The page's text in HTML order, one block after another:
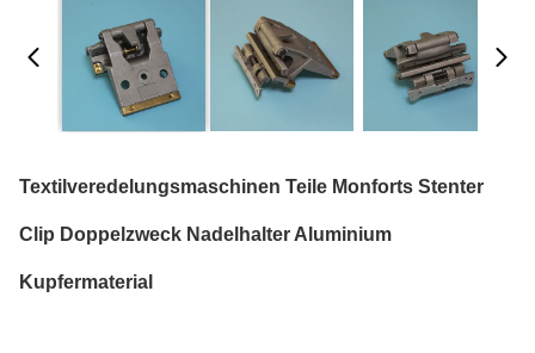
Textilveredelungsmaschinen Teile Monforts Stenter
Clip Doppelzweck Nadelhalter Aluminium
Kupfermaterial